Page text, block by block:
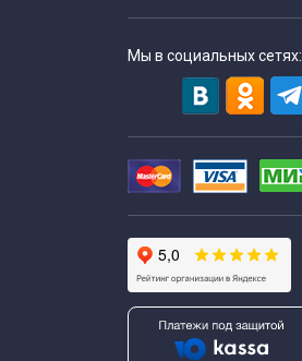
Мы в социальных сетях: